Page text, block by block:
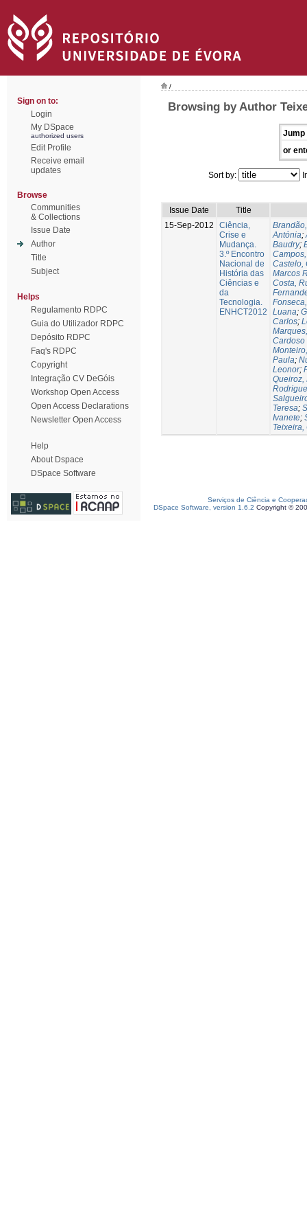
Sign on to:
Login
My DSpace
authorized users
Edit Profile
Receive email
updates
Browse
Communities
& Collections
Issue Date
Author
Title
Subject
Helps
Regulamento RDPC
Guia do Utilizador RDPC
Depósito RDPC
Faq's RDPC
Copyright
Integração CV DeGóis
Workshop Open Access
Open Access Declarations
Newsletter Open Access
Help
About Dspace
DSpace Software
/
Browsing by Author
Jump
or
Sort by:
Issue Date
Title
15-Sep-2012
Ciência,
Crise e
Mudança.
3.º Encontro
Nacional de
História das
Ciências e
da
Tecnologia.
ENHCT2012
Antónia;
Baudry;
Castelo,
Marcos
Costa,
Luana;
Carlos;
Cardoso
Paula;
Leonor;
Queiroz,
Teresa;
Ivanete;
Serviços de Ciência e
DSpace Software, version 1.6.2 Copyright ©